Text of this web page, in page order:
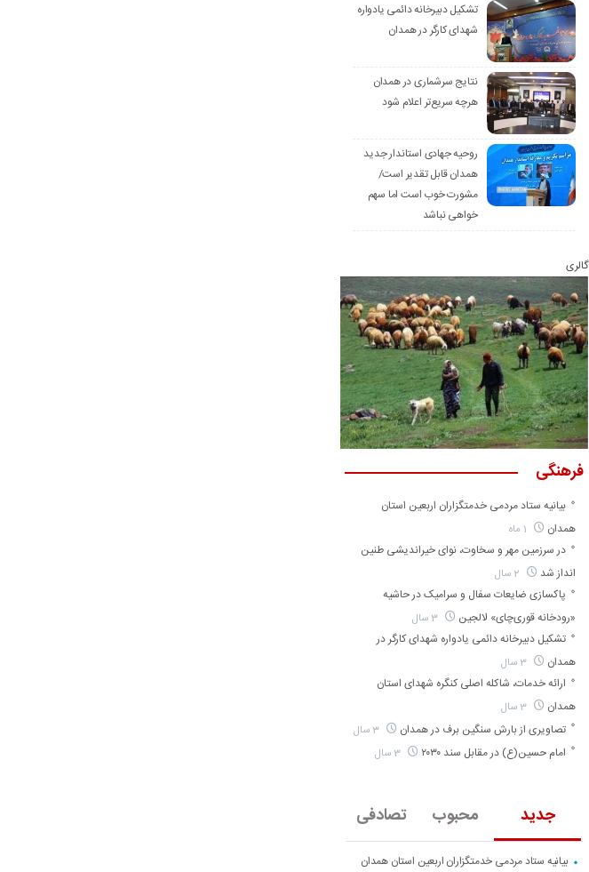
تشکیل دبیرخانه دائمی یادواره
شهدای کارگر در همدان
نتایج سرشماری در همدان
هرچه سریع‌تر اعلام شود
روحیه جهادی استاندار جدید
همدان قابل تقدیر است/
مشورت خوب است اما سهم
خواهی نباشد
گالری
جدید محبوب تصادفی
بیانیه ستاد مردمی خدمتگزاران اربعین استان همدان
فرهنگی
بیانیه ستاد مردمی خدمتگزاران اربعین استان
همدان
در سرزمین مهر و سخاوت، نوای خیراندیشی طنین
انداز شد
پاکسازی ضایعات سفال و سرامیک در حاشیه
«رودخانه قوری‌چای» لالجین
3 سال
تشکیل دبیرخانه دائمی یادواره شهدای کارگر در
همدان
3 سال
ارائه خدمات، شاکله اصلی کنگره شهدای استان
همدان
3 سال
تصاویری از بارش سنگین برف در همدان 3 سال
امام حسین(ع) در مقابل سند ۲۰۳۰ 3 سال